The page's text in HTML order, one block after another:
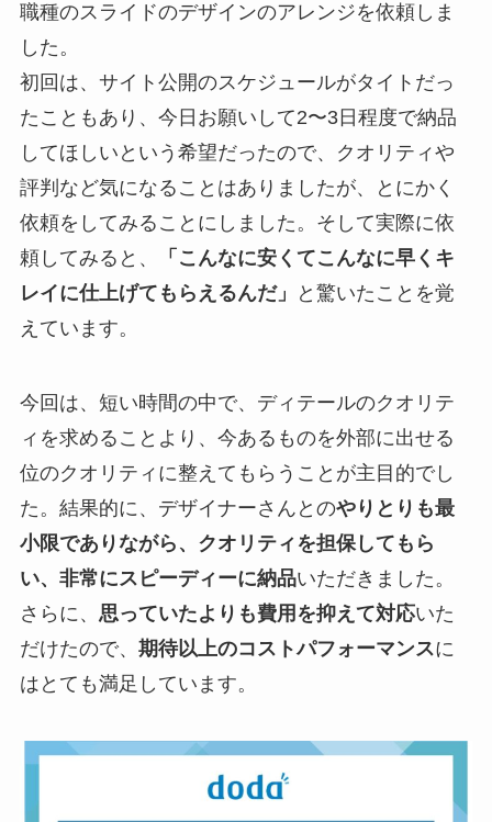
職種のスライドのデザインのアレンジを依頼しま
した。
初回は、サイト公開のスケジュールがタイトだっ
たこともあり、今日お願いして2〜3日程度で納品
してほしいという希望だったので、クオリティや
評判など気になることはありましたが、とにかく
依頼をしてみることにしました。そして実際に依
頼してみると、
「こんなに安くてこんなに早くキ
レイに仕上げてもらえるんだ」
と驚いたことを覚
えています。
今回は、短い時間の中で、ディテールのクオリテ
ィを求めることより、今あるものを外部に出せる
位のクオリティに整えてもらうことが主目的でし
た。結果的に、デザイナーさんとのやりとりも最
小限でありながら、クオリティを担保してもら
い、非常にスピーディーに納品いただきました。
さらに、 思っていたよりも費用を抑えて対応いた
だけたので、 期待以上のコストパフォーマンスに
はとても満足しています。